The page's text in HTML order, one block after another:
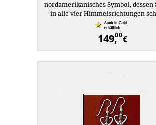
nordamerikanisches Symbol, dessen
in alle vier Himmelsrichtungen
149,00€